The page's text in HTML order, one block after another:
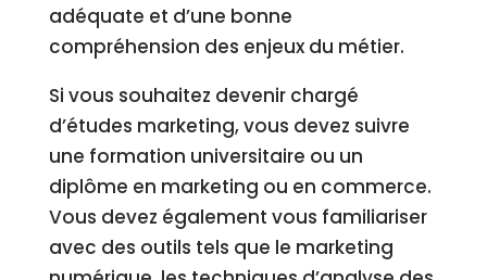
adéquate et d’une bonne
compréhension des enjeux du métier.
Si vous souhaitez devenir chargé
d’études marketing, vous devez suivre
une formation universitaire ou un
diplôme en marketing ou en commerce.
Vous devez également vous familiariser
avec des outils tels que le marketing